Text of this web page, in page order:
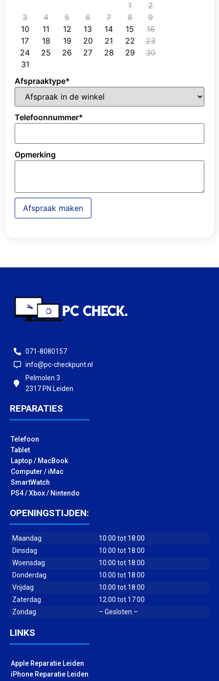
1
2
3
4 5 6 7 8
9
10
11 12 13 14 15
16
17
18 19 20 21 22
23
24
25 26 27 28 29
30
31
Afspraaktype*
Telefoonnummer*
Opmerking
Afspraak maken
071-8080157
info@pc-checkpunt.nl
Pelmolen 3
2317 PN Leiden
REPARATIES
Telefoon
Tablet
Laptop / MacBook
Computer / iMac
SmartWatch
PS4 / Xbox / Nintendo
OPENINGSTIJDEN:
Maandag
10:00 tot 18:00
Dinsdag
10:00 tot 18:00
Woensdag
10:00 tot 18:00
Donderdag
10:00 tot 18:00
Vrijdag
10:00 tot 18:00
Zaterdag
12:00 tot 17:00
Zondag
– Gesloten –
LINKS
Apple Reparatie Leiden
iPhone Reparatie Leiden